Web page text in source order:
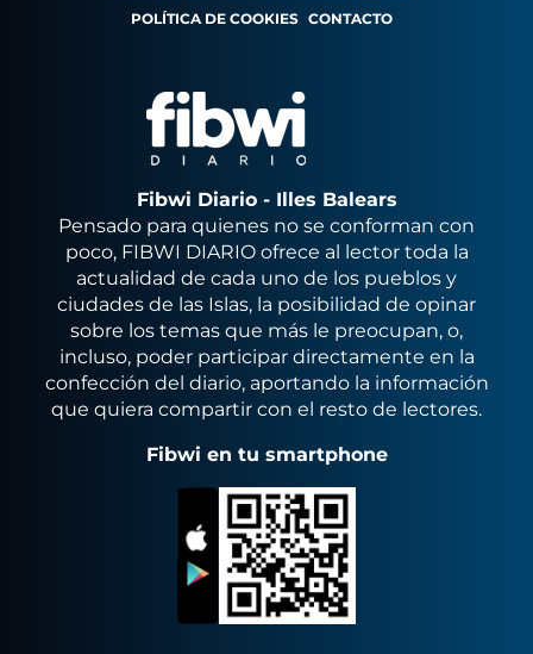
POLÍTICA DE COOKIES CONTACTO
Fibwi Diario - Illes Balears
Pensado para quienes no se conforman con
poco, FIBWI DIARIO ofrece al lector toda la
actualidad de cada uno de los pueblos y
ciudades de las Islas, la posibilidad de opinar
sobre los temas que más le preocupan, o,
incluso, poder participar directamente en la
confección del diario, aportando la información
que quiera compartir con el resto de lectores.
Fibwi en tu smartphone